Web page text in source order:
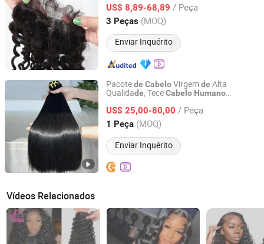
US$ 8,89-68,89 / Peça
3 Peças (MOQ)
Enviar Inquérito
Henan, China Desde 2004
Pacotede CabeloVirgemde Alta
Qualidade, TeceCabelo Humano
ExtensãodeCabelo Humano
US$ 25,00-80,00 / Peça
1 Peça (MOQ)
Enviar Inquérito
Guangzhou Beimeijia Trading Co., Ltd.
Guangdong, China Desde 2023
Vídeos Relacionados